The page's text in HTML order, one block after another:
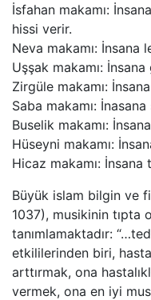
İsfahan makamı:
hissi verir.
Neva makamı: İnsana
Uşşak makamı: İnsana
Zirgüle makamı:
Saba makamı:
Buselik makamı:
Hüseyni makamı:
Hicaz makamı:
Büyük islam bilgin ve
1037), musikinin tıpta
tanımlamaktadır:
etkililerinden biri,
arttırmak, ona
vermek, ona en iyi